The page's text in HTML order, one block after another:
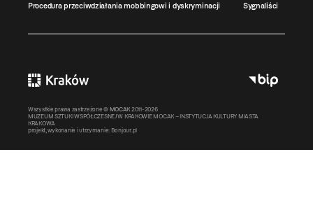
Procedura przeciwdziałania mobbingowi i dyskryminacji Sygnaliści
Wszystkie prawa zastrzeżone © MOCAK 2011-2026
MUZEUM SZTUKI WSPÓŁCZESNEJ W KRAKOWIE MOCAK – INSTYTUCJA KULTURY MIASTA
KRAKOWA
projekt, wykonanie i utrzymanie: Bonjour.pl